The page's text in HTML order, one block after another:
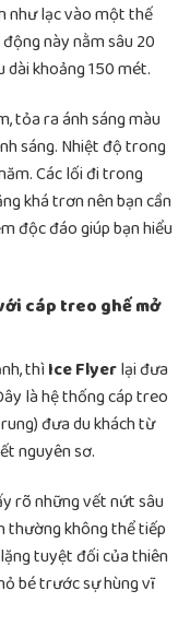
như lạc vào một thế
này nằm sâu 20
dài khoảng 150 mét.
tỏa ra ánh sáng màu
sáng. Nhiệt độ trong
Các lối đi trong
khá trơn nên bạn cần
độc đáo giúp bạn hiểu
cáp treo ghế mở
thìIce Flyerlại đưa
là hệ thống cáp treo
đưa du khách từ
nguyên sơ.
rõ những vết nứt sâu
thường không thể tiếp
tuyệt đối của thiên
bé trước sự hùng vĩ